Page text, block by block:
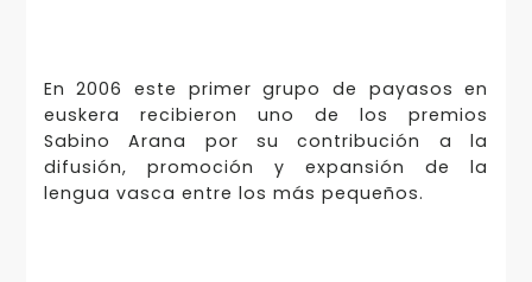
En 2006 este primer grupo de payasos en
euskera recibieron uno de los premios
Sabino Arana por su contribución a la
difusión, promoción y expansión de la
lengua vasca entre los más pequeños.